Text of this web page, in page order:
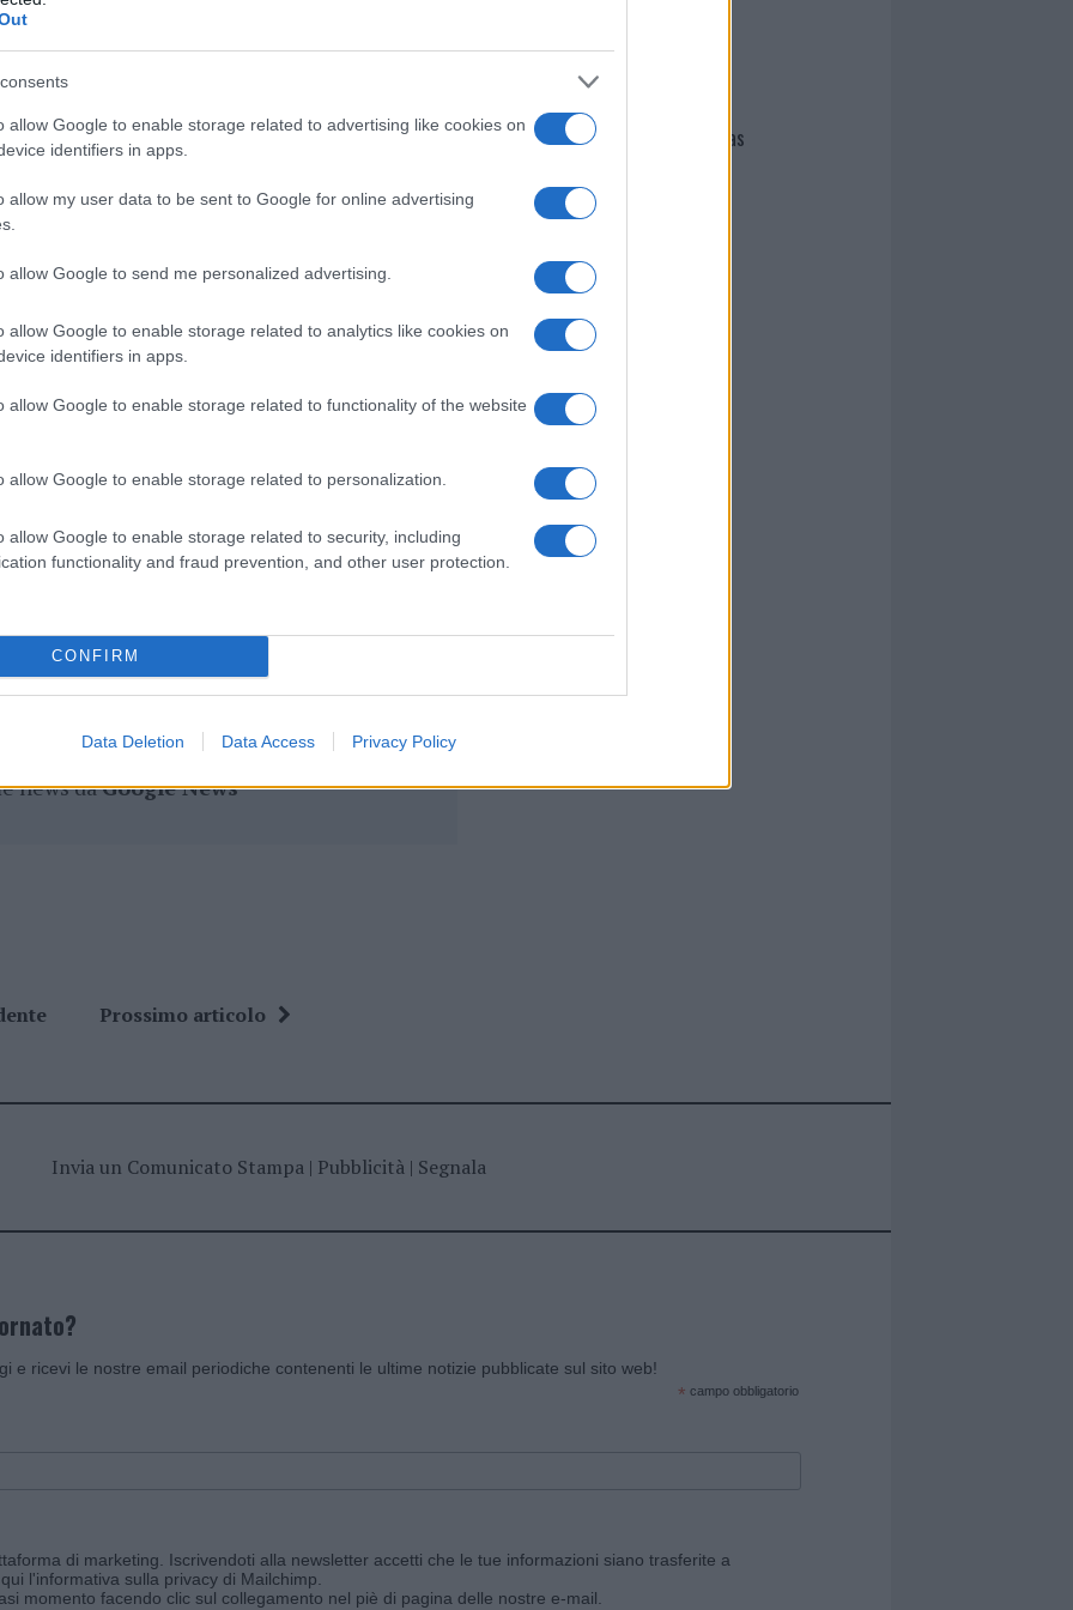
allow Google to enable storage related to advertising like cookies on
identifiers in apps.
allow my user data to be sent to Google for online advertising
allow Google to send me personalized advertising.
allow Google to enable storage related to analytics like cookies on
identifiers in apps.
allow Google to enable storage related to functionality of the website
allow Google to enable storage related to personalization.
allow Google to enable storage related to security, including
functionality and fraud prevention, and other user protection.
CONFIRM
Data Deletion Data Access Privacy Policy
cliccandoqui
nella sezione Login
dal menù del sito o
Notizie Olbia Settimo Nizzi
i tuoi video e le tue foto
+39 345 356 7512
di GalluraOggi.it
news daGoogle News
Prossimo articolo
Giovannimaria Cabras
Invia un Comunicato Stampa| Pubblicità| Segnala
e ricevi le nostre email periodiche contenenti le ultime notizie pubblicate sul sito web!
* campo obbligatorio
di marketing. Iscrivendoti alla newsletter accetti che le tue informazioni siano trasferite a
l'informativa sulla privacy di Mailchimp
momento facendo clic sul collegamento nel piè di pagina delle nostre e-mail.